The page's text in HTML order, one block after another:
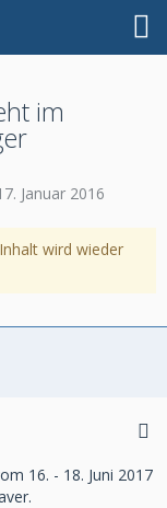
im
Januar 2016
wird wieder
16. - 18. Juni 2017